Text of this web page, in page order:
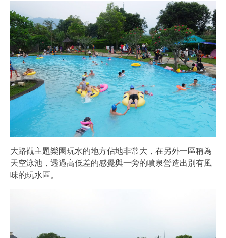
大路觀主題樂園玩水的地方佔地非常大，在另外一區稱為
天空泳池，透過高低差的感覺與一旁的噴泉營造出別有風
味的玩水區。